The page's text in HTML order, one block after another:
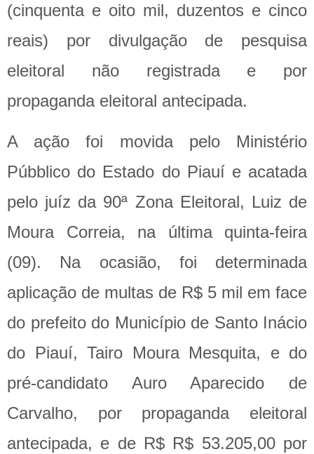
(cinquenta e oito mil, duzentos e cinco
reais) por divulgação de pesquisa
eleitoral não registrada e por
propaganda eleitoral antecipada.
A ação foi movida pelo Ministério
Púbblico do Estado do Piauí e acatada
pelo juíz da 90ª Zona Eleitoral, Luiz de
Moura Correia, na última quinta-feira
(09). Na ocasião, foi determinada
aplicação de multas de R$ 5 mil em face
do prefeito do Município de Santo Inácio
do Piauí, Tairo Moura Mesquita, e do
pré-candidato Auro Aparecido de
Carvalho, por propaganda eleitoral
antecipada, e de R$ R$ 53.205,00 por